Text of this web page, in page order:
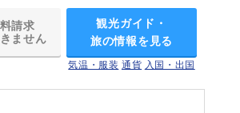
請求
ません
観光ガイド・
旅の情報を見る
気温・服装 通貨 入国・出国